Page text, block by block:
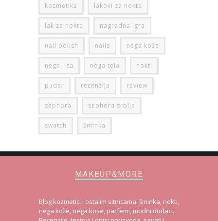
kozmetika lakovi za nokte
lak za nokte nagradna igra
nail polish nails nega kože
nega lica nega tela nokti
puder recenzija review
sephora sephora srbija
swatch šminka
MAKEUP&MORE
Blog kozmetici i ostalim sitnicama: šminka, nokti,
nega kože, nega kose, parfemi, modni dodaci.